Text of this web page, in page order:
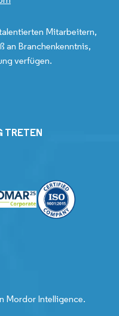
Mitarbeitern,
an Branchenkenntnis,
verfügen.
TRETEN
Mordor Intelligence.